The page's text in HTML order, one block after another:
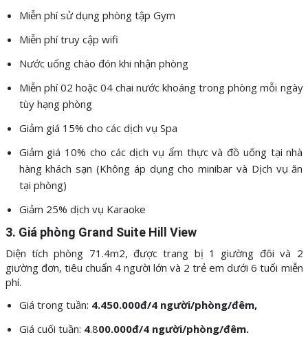
Miễn phí sử dụng phòng tập Gym
Miễn phí truy cập wifi
Nước uống chào đón khi nhận phòng
Miễn phí 02 hoặc 04 chai nước khoáng trong phòng mỗi ngày
tùy hạng phòng
Giảm giá 15% cho các dịch vụ Spa
Giảm giá 10% cho các dịch vụ ẩm thực và đồ uống tại nhà
hàng khách sạn (Không áp dụng cho minibar và Dịch vụ ăn
tại phòng)
Giảm 25% dịch vụ Karaoke
3. Giá phòng Grand Suite Hill View
Diện tích phòng 71.4m2, được trang bị 1 giường đôi và 2
giường đơn, tiêu chuẩn 4 người lớn và 2 trẻ em dưới 6 tuổi miễn
phí.
Giá trong tuần: 4.450.000đ/4 người/phòng/đêm,
Giá cuối tuần: 4.800.000đ/4 người/phòng/đêm.